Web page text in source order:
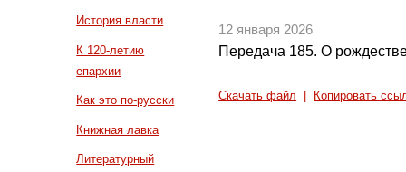
История власти
К 120-летию
епархии
Как это по-русски
Книжная лавка
Литературный
12 января 2026
Передача 185. О
Скачать файл Копировать